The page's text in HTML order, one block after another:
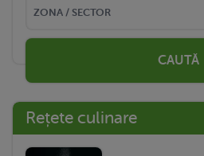
CAUTĂ
Rețete culinare